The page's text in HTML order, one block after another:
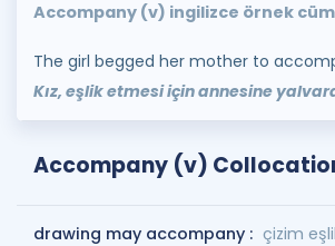
Accompany (v) ingilizce örnek
The girl begged her mother to
Kız, eşlik etmesi için annesine
Accompany (v)
drawing may accompany : çizim